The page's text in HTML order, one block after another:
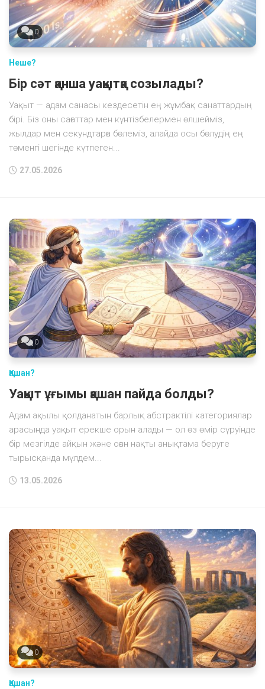
0
Неше?
Бір сәт қанша уақытқа созылады?
Уақыт — адам санасы кездесетін ең жұмбақ санаттардың
бірі. Біз оны сағаттар мен күнтізбелермен өлшейміз,
жылдар мен секундтарға бөлеміз, алайда осы бөлудің ең
төменгі шегінде күтпеген...
27.05.2026
0
Қашан?
Уақыт ұғымы қашан пайда болды?
Адам ақылы қолданатын барлық абстрактілі категориялар
арасында уақыт ерекше орын алады — ол өз өмір сүруінде
бір мезгілде айқын және оған нақты анықтама беруге
тырысқанда мүлдем...
13.05.2026
0
Қашан?